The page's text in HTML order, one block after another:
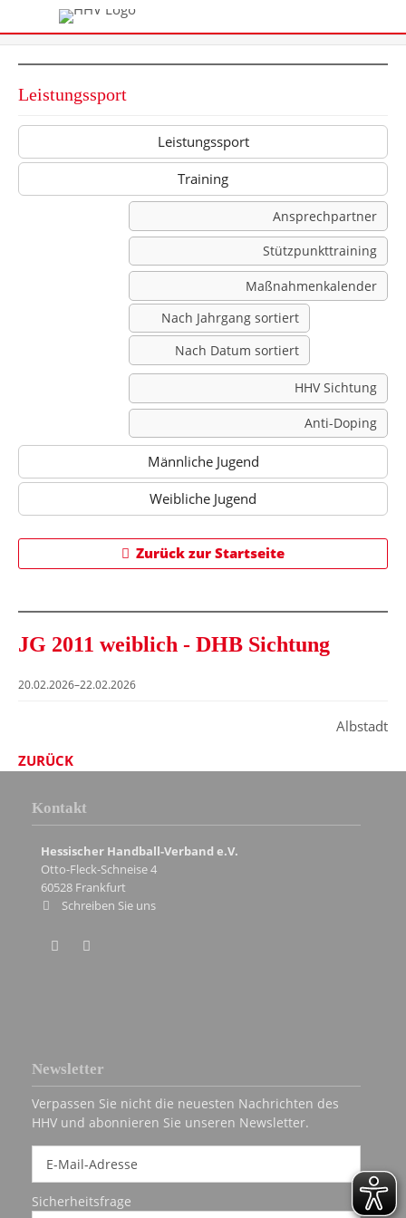
Leistungssport
Leistungssport
Training
Ansprechpartner
Stützpunkttraining
Maßnahmenkalender
Nach Jahrgang sortiert
Nach Datum sortiert
HHV Sichtung
Anti-Doping
Männliche Jugend
Weibliche Jugend
Zurück zur Startseite
JG 2011 weiblich - DHB Sichtung
20.02.2026–22.02.2026
Albstadt
ZURÜCK
Kontakt
Hessischer Handball-Verband e.V.
Otto-Fleck-Schneise 4
60528 Frankfurt
Schreiben Sie uns
Newsletter
Verpassen Sie nicht die neuesten Nachrichten des
HHV und abonnieren Sie unseren Newsletter.
Sicherheitsfrage